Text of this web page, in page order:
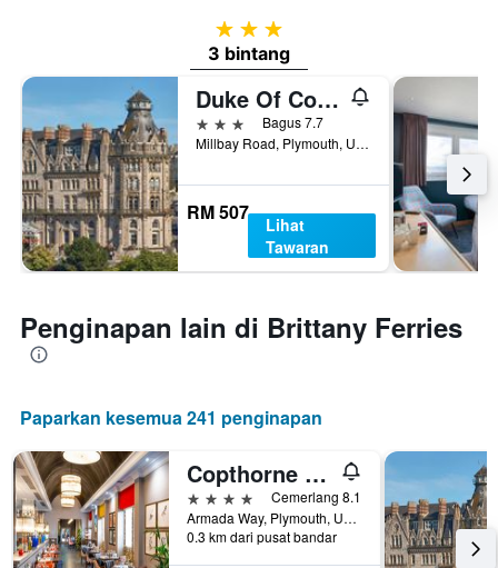
3 bintang
3 bintang
Duke Of Cornwall Hotel
3 bintangBagus 7.7
Millbay Road, Plymouth, United Kingdom
RM 507
Lihat
Tawaran
Penginapan lain di Brittany Ferries
Paparkan kesemua 241 penginapan
Copthorne Hotel Plymouth
4 bintang
Cemerlang 8.1
Armada Way, Plymouth, United Kingdom
0.3 km dari pusat bandar